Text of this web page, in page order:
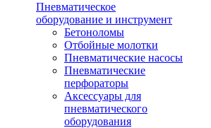
Пневматическое
оборудование и инструмент
Бетоноломы
Отбойные молотки
Пневматические насосы
Пневматические
перфораторы
Аксессуары для
пневматического
оборудования